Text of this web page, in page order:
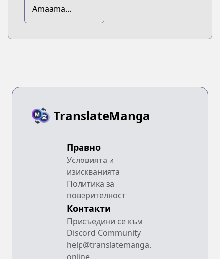
Amaama
Cinderella
TranslateManga
Правно
Условията и
изискванията
Политика за
поверителност
Контакти
Присъедини се към
Discord Community
help@translatemanga.
online